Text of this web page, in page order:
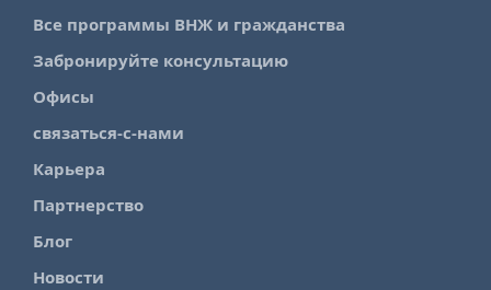
Все программы ВНЖ и гражданства
Забронируйте консультацию
Офисы
связаться-с-нами
Карьера
Партнерство
Блог
Новости